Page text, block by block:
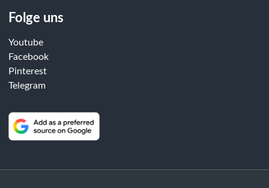
Folge uns
Youtube
Facebook
Pinterest
Telegram